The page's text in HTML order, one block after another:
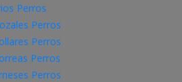
Perros
Perros
Perros
Perros
Perros